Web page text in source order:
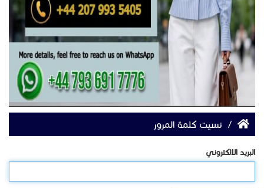
/ نسيت كلمة المرور
البريد الالكتروني